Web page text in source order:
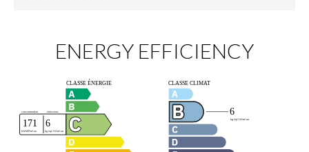
ENERGY EFFICIENCY